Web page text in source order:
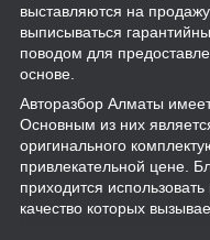
выставляются на
выписываться
поводом для
основе.
Авторазбор Алматы
Основным из них
оригинального
привлекательной цене.
приходится использовать
качество которых